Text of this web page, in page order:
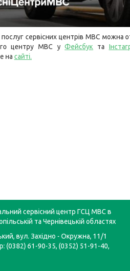
сервісних центрів МВС можна
центру МВС уФейсбук та
на сайті.
сервісний центр ГСЦ МВС в
та Чернівецькій областях
вул. Західно - Окружна, 11/1
(0382) 61-90-35, (0352) 51-91-40,